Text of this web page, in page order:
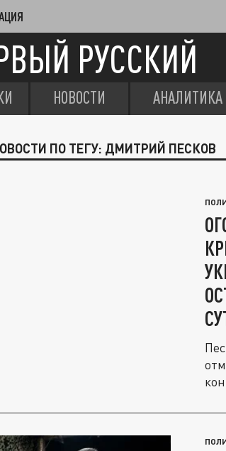
РУССКИЙ
НОВОСТИ АНАЛИТИКА
ПО ТЕГУ: ДМИТРИЙ ПЕСКОВ